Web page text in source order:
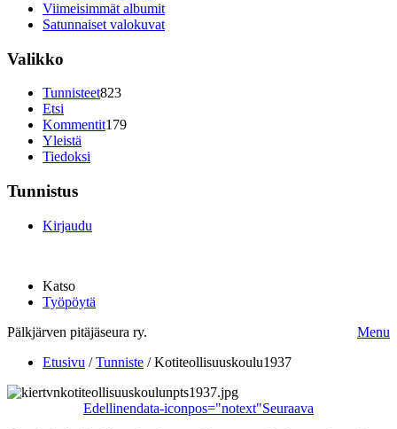
Viimeisimmät albumit
Satunnaiset valokuvat
Valikko
Tunnisteet823
Etsi
Kommentit179
Yleistä
Tiedoksi
Tunnistus
Kirjaudu
Katso
Työpöytä
Pälkjärven pitäjäseura ry.
Menu
Etusivu /Tunniste /Kotiteollisuuskoulu1937
Edellinendata-iconpos="notext"Seuraava